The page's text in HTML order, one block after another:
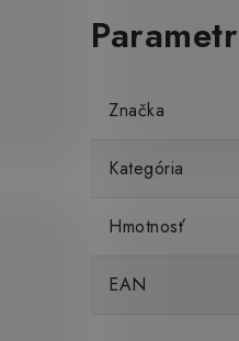
Značka
Kategória
Hmotnosť
EAN